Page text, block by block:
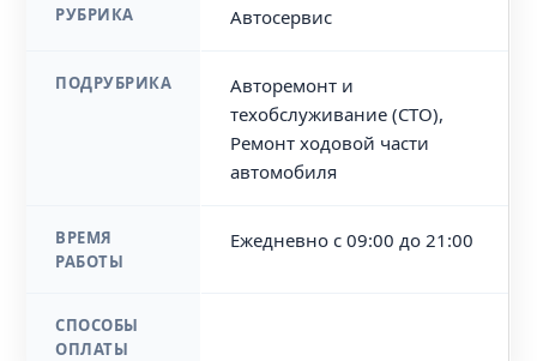
РУБРИКА Автосервис
ПОДРУБРИКА
Авторемонт и
техобслуживание (СТО),
Ремонт ходовой части
автомобиля
ВРЕМЯ
РАБОТЫ
Ежедневно с 09:00 до 21:00
СПОСОБЫ
ОПЛАТЫ